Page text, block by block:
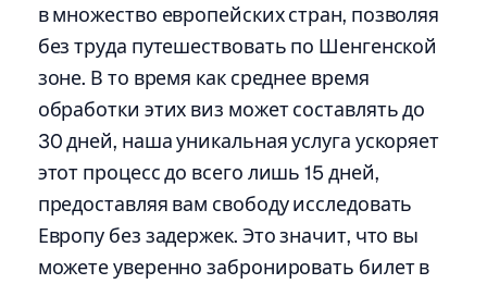
в множество европейских стран, позволяя
без труда путешествовать по Шенгенской
зоне. В то время как среднее время
обработки этих виз может составлять до
30 дней, наша уникальная услуга ускоряет
этот процесс до всего лишь 15 дней,
предоставляя вам свободу исследовать
Европу без задержек. Это значит, что вы
можете уверенно забронировать билет в